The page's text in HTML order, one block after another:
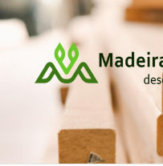
Pular
para
conteúdo